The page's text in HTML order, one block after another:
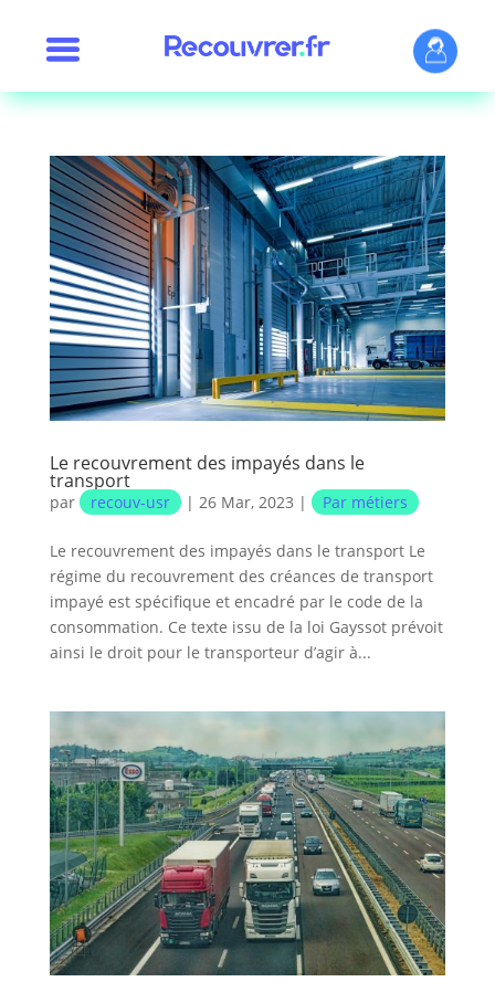
Le recouvrement des impayés dans le
transport
par recouv-usr | 26 Mar, 2023 | Par métiers
Le recouvrement des impayés dans le transport Le
régime du recouvrement des créances de transport
impayé est spécifique et encadré par le code de la
consommation. Ce texte issu de la loi Gayssot prévoit
ainsi le droit pour le transporteur d’agir à...